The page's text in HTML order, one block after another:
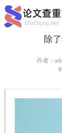
除
作者：